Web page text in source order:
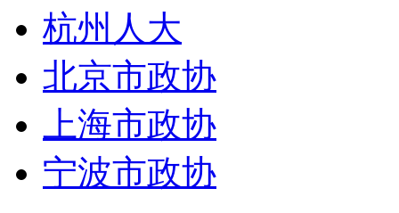
杭州人大
北京市政协
上海市政协
宁波市政协